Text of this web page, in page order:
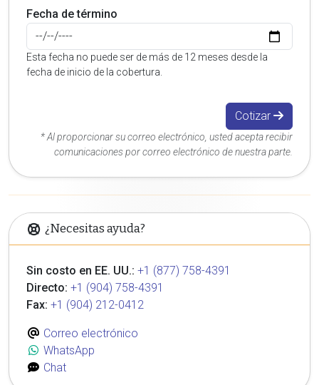
Fecha de término
Esta fecha no puede ser de más de 12 meses desde la
fecha de inicio de la cobertura.
Cotizar
* Al proporcionar su correo electrónico, usted acepta recibir
comunicaciones por correo electrónico de nuestra parte.
¿Necesitas ayuda?
Sin costo en EE. UU.: +1 (877) 758-4391
Directo: +1 (904) 758-4391
Fax: +1 (904) 212-0412
Correo electrónico
WhatsApp
Chat